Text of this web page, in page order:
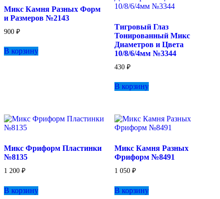
Микс Камня Разных Форм
и Размеров №2143
900 ₽
В корзину
Тигровый Глаз
Тонированный Микс
Диаметров и Цвета
10/8/6/4мм №3344
430 ₽
В корзину
Микс Фриформ Пластинки
№8135
1 200 ₽
В корзину
Микс Камня Разных
Фриформ №8491
1 050 ₽
В корзину